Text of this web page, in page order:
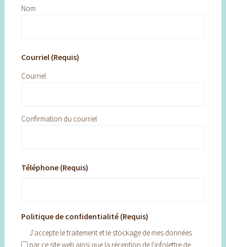
Nom
Courriel (Requis)
Courriel
Confirmation du courriel
Téléphone (Requis)
Politique de confidentialité (Requis)
J'accepte le traitement et le stockage de mes données
par ce site web ainsi que la réception de l'infolettre de